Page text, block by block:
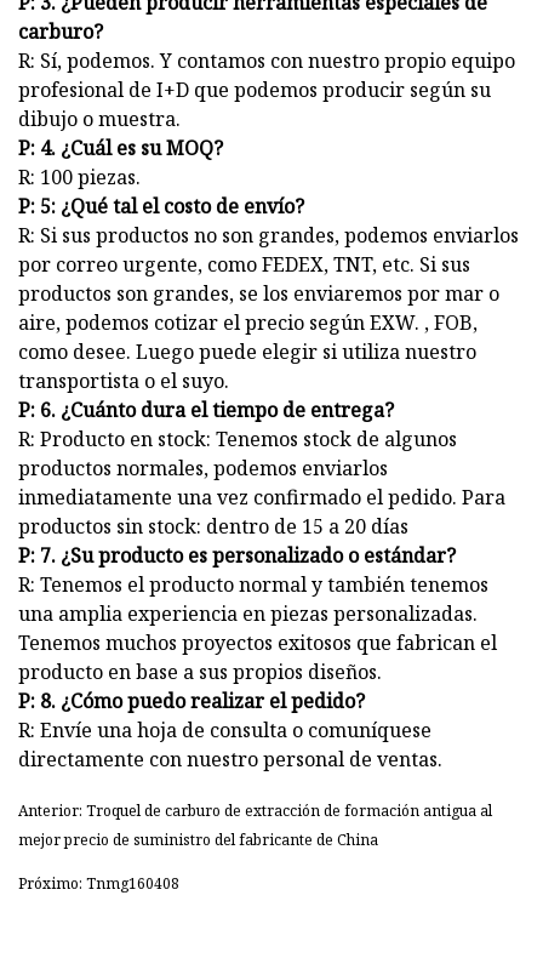
carburo?
R: Sí, podemos. Y contamos con nuestro propio equipo
profesional de I+D que podemos producir según su
dibujo o muestra.
P: 4. ¿Cuál es su MOQ?
R: 100 piezas.
P: 5: ¿Qué tal el costo de envío?
R: Si sus productos no son grandes, podemos enviarlos
por correo urgente, como FEDEX, TNT, etc. Si sus
productos son grandes, se los enviaremos por mar o
aire, podemos cotizar el precio según EXW. , FOB,
como desee. Luego puede elegir si utiliza nuestro
transportista o el suyo.
P: 6. ¿Cuánto dura el tiempo de entrega?
R: Producto en stock: Tenemos stock de algunos
productos normales, podemos enviarlos
inmediatamente una vez confirmado el pedido. Para
productos sin stock: dentro de 15 a 20 días
P: 7. ¿Su producto es personalizado o estándar?
R: Tenemos el producto normal y también tenemos
una amplia experiencia en piezas personalizadas.
Tenemos muchos proyectos exitosos que fabrican el
producto en base a sus propios diseños.
P: 8. ¿Cómo puedo realizar el pedido?
R: Envíe una hoja de consulta o comuníquese
directamente con nuestro personal de ventas.
Anterior: Troquel de carburo de extracción de formación antigua al
mejor precio de suministro del fabricante de China
Próximo: Tnmg160408